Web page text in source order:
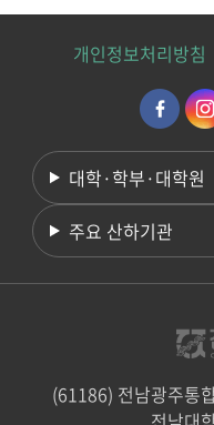
개인정보처리방침
대학·학부·대학원
주요 산하기관
(61186) 전남광주통